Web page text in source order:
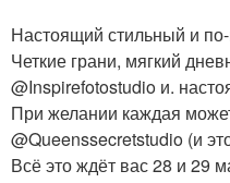
Настоящий стильный и
Четкие грани, мягкий
@Inspirefotostudio и.
При желании каждая
@Queenssecretstudio (и
Всё это ждёт вас 28 и 29